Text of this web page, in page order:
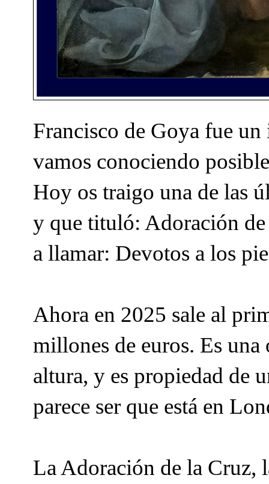
Francisco de Goya fue
vamos conociendo
Hoy os traigo una de las
y que tituló: Adoración de
a llamar: Devotos a los
Ahora en 2025 sale al
millones de euros. Es
altura, y es propiedad de
parece ser que está en
La Adoración de la Cruz,